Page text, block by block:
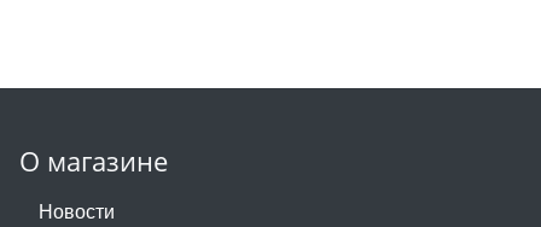
О магазине
Новости